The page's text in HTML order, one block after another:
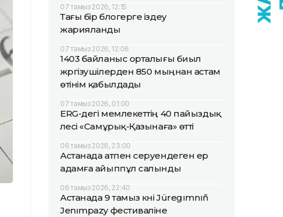
07 тамыз 2026, 12:15
Тағы бір блогерге іздеу
жарияланды
07 тамыз 2026, 12:06
1403 байланыс орталығы биыл
жүргізушілерден 850 мыңнан астам
өтінім қабылдады
07 тамыз 2026, 01:00
ERG-дегі мемлекеттің 40 пайыздық
үлесі «Самұрық-Қазынаға» өтті
06 тамыз 2026, 23:00
Астанада атпен серуендеген ер
адамға айыппұл салынды
06 тамыз 2026, 22:40
Астанада 9 тамыз күні Jüregımnıñ
Jenımpazy фестиваліне